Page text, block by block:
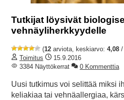
Tutkijat löysivät
vehnäyliherkkyydelle
(12 arviota, keskiarvo: 4,08 /
Toimitus
15.9.2016
3384 Näyttökerrat
0 Kommenttia
Uusi tutkimus voi selittää miksi
keliakiaa tai vehnäallergiaa,